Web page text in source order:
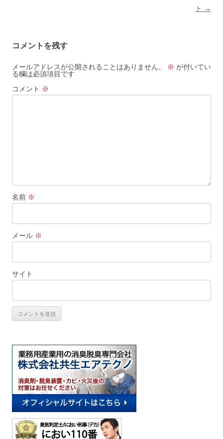
ト →
コメントを残す
メールアドレスが公開されることはありません。 ※ が付いてい
る欄は必須項目です
コメント ※
名前 ※
メール ※
サイト